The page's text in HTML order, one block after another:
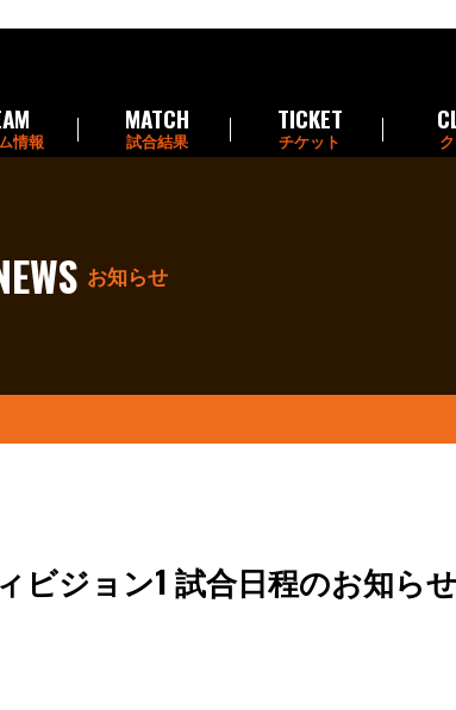
情報
MATCH
試合結果
TICKET
チケット
お知らせ
ジョン1 試合日程のお知らせ